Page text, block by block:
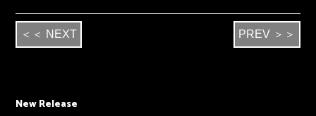
＜＜ NEXT PREV ＞＞
New Release